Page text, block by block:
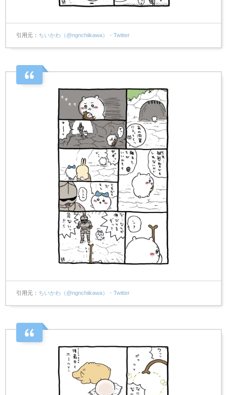
引用元 ちいかわ（@ngnchiikawa）・Twitter
引用元 ちいかわ（@ngnchiikawa）・Twitter